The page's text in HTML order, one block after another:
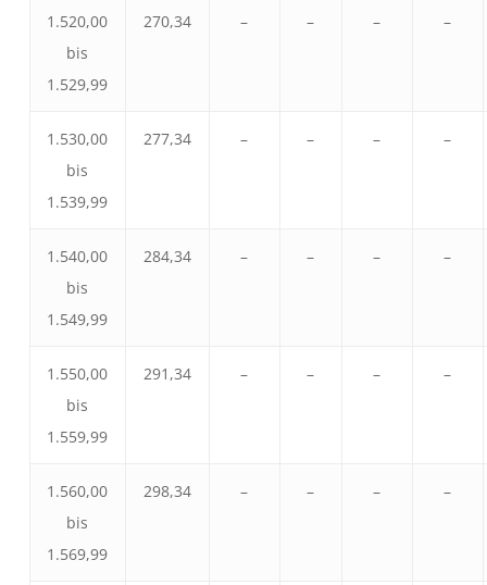
1.520,00
bis
1.529,99
270,34 – – – –
1.530,00
bis
1.539,99
277,34 – – – –
1.540,00
bis
1.549,99
284,34 – – – –
1.550,00
bis
1.559,99
291,34 – – – –
1.560,00
bis
1.569,99
298,34 – – – –